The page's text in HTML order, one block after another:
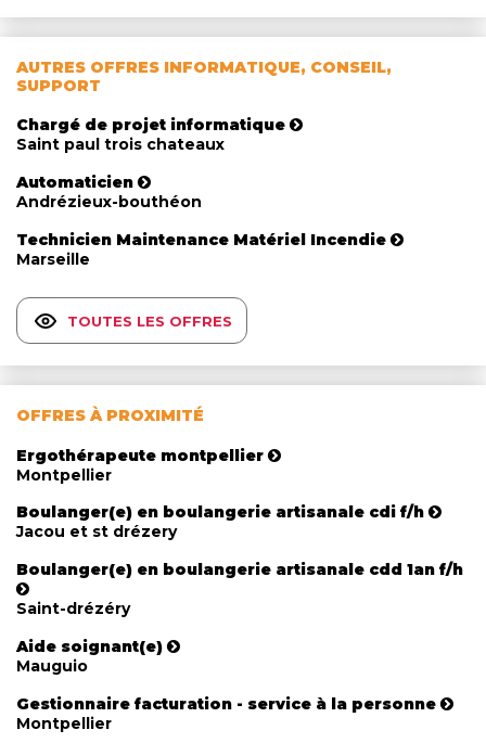
AUTRES OFFRES INFORMATIQUE, CONSEIL,
SUPPORT
Chargé de projet informatique
Saint paul trois chateaux
Automaticien
Andrézieux-bouthéon
Technicien Maintenance Matériel Incendie
Marseille
TOUTES LES OFFRES
OFFRES À PROXIMITÉ
Ergothérapeute montpellier
Montpellier
Boulanger(e) en boulangerie artisanale cdi f/h
Jacou et st drézery
Boulanger(e) en boulangerie artisanale cdd 1an f/h
Saint-drézéry
Aide soignant(e)
Mauguio
Gestionnaire facturation - service à la personne
Montpellier